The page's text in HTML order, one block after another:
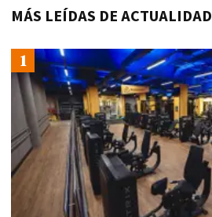
MÁS LEÍDAS DE ACTUALIDAD